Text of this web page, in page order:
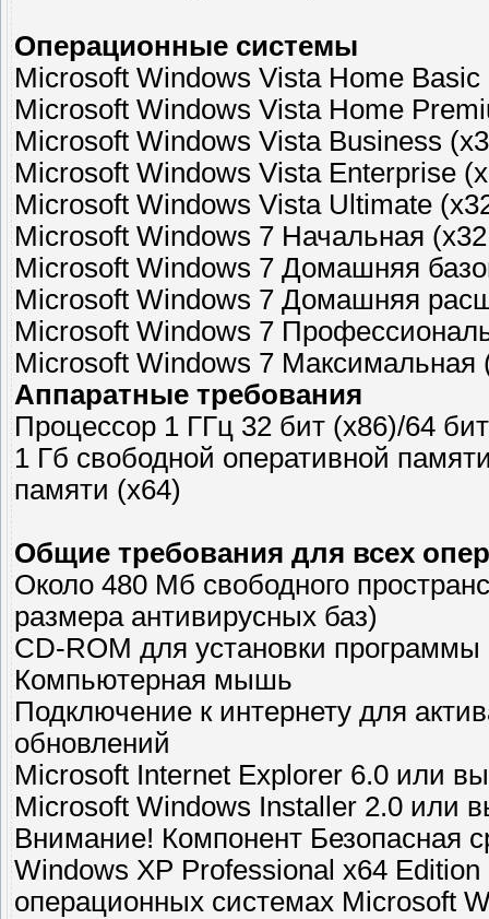
Операционные системы
Microsoft Windows Vista Home
Microsoft Windows Vista Home
Microsoft Windows Vista Business
Microsoft Windows Vista Enterprise
Microsoft Windows Vista Ultimate
Microsoft Windows 7 Начальная
Microsoft Windows 7 Домашняя
Microsoft Windows 7 Домашняя
Microsoft Windows 7
Microsoft Windows 7 Максимальная
Аппаратные требования
Процессор 1 ГГц 32 бит (x86)/64
1 Гб свободной оперативной
памяти (x64)
Общие требования для всех
Около 480 Мб свободного
размера антивирусных баз)
CD-ROM для установки программы
Компьютерная мышь
Подключение к интернету для
обновлений
Microsoft Internet Explorer 6.0 или
Microsoft Windows Installer 2.0 или
Внимание! Компонент Безопасная
Windows XP Professional x64
операционных системах Microsoft